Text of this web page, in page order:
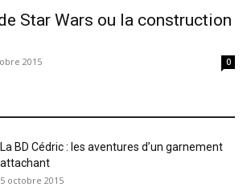
Star Wars ou la construction
2015 0
La BD Cédric : les aventures d’un garnement
attachant
5 octobre 2015